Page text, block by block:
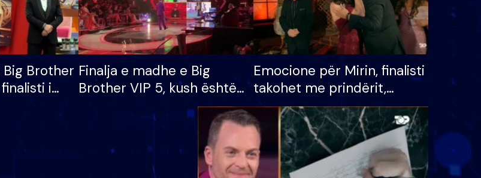
Brother
i
Finalja e madhe e Big
Brother VIP 5, kush është
banori i parë që lë shtëpinë
dhe humb mundësinë për
të fituar çmimin e madh
Emocione për Mirin, finalisti
takohet me prindërit,
vajzën dhe bashkëshorten:
S’kemi ndonjë letër divorci
apo jo?